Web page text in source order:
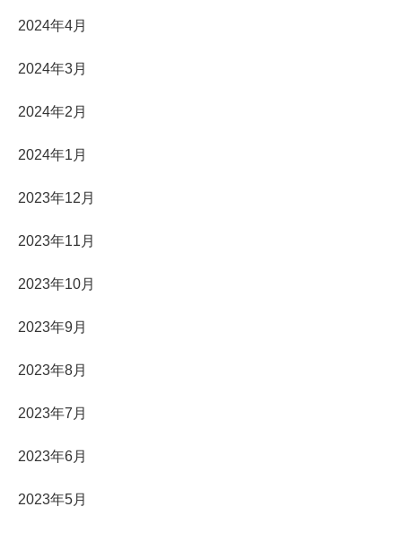
2024年4月
2024年3月
2024年2月
2024年1月
2023年12月
2023年11月
2023年10月
2023年9月
2023年8月
2023年7月
2023年6月
2023年5月